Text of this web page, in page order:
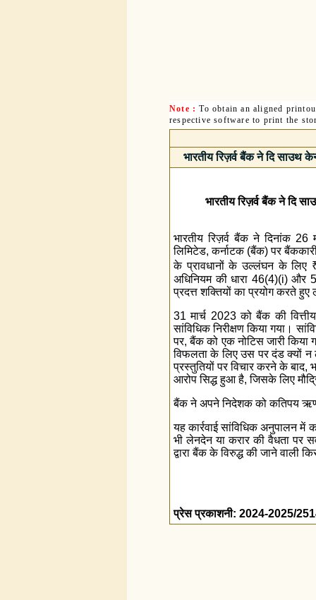
Note :To obtain an aligned
respective software to print the
भारतीय रिज़र्व बैंक ने दि साउथ
भारतीय रिज़र्व बैंक ने दि
भारतीय रिज़र्व बैंक ने दिनांक
लिमिटेड, कर्नाटक (बैंक) पर
के प्रावधानों के उल्लंघन के लिए
अधिनियम की धारा 46(4)(i) और
प्रदत्त शक्तियों का प्रयोग करते हुए
31 मार्च 2023 को बैंक की
सांविधिक निरीक्षण किया गया।
पर, बैंक को एक नोटिस जारी
विफलता के लिए उस पर दंड क्यों न
प्रस्तुतियों पर विचार करने के बाद,
आरोप सिद्ध हुआ है, जिसके लिए
बैंक ने अपने निदेशक को कतिपय
यह कार्रवाई सांविधिक अनुपालन में
भी लेनदेन या करार की वैधता पर
द्वारा बैंक के विरुद्ध की जाने वाली
प्रेस प्रकाशनी: 2024-2025/